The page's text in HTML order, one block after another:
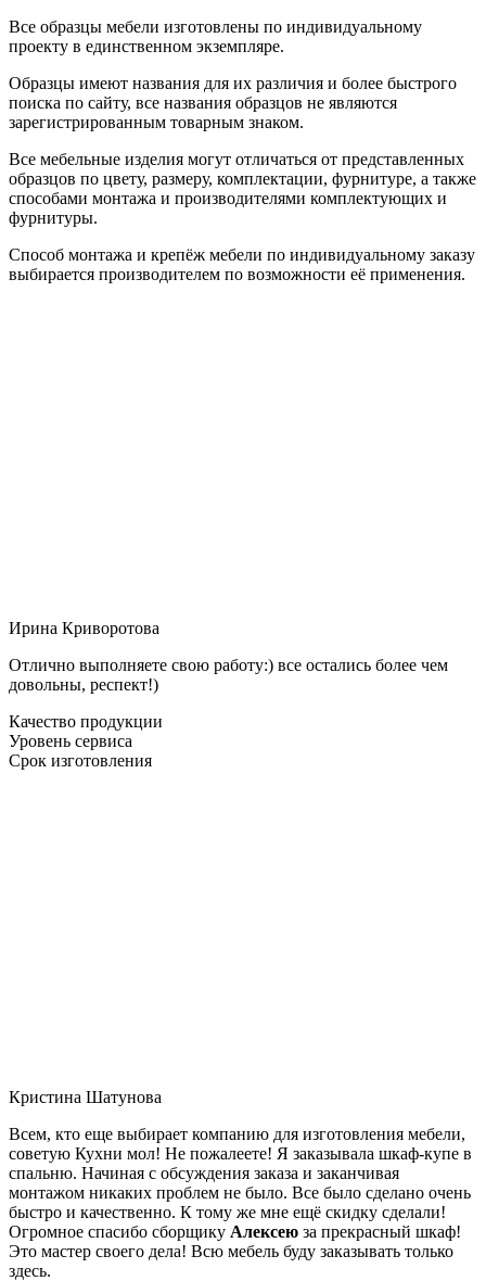
Все образцы мебели изготовлены по индивидуальному
проекту в единственном экземпляре.
Образцы имеют названия для их различия и более быстрого
поиска по сайту, все названия образцов не являются
зарегистрированным товарным знаком.
Все мебельные изделия могут отличаться от представленных
образцов по цвету, размеру, комплектации, фурнитуре, а также
способами монтажа и производителями комплектующих и
фурнитуры.
Способ монтажа и крепёж мебели по индивидуальному заказу
выбирается производителем по возможности её применения.
Ирина Криворотова
Отлично выполняете свою работу:) все остались более чем
довольны, респект!)
Качество продукции
Уровень сервиса
Срок изготовления
Кристина Шатунова
Всем, кто еще выбирает компанию для изготовления мебели,
советую Кухни мол! Не пожалеете! Я заказывала шкаф-купе в
спальню. Начиная с обсуждения заказа и заканчивая
монтажом никаких проблем не было. Все было сделано очень
быстро и качественно. К тому же мне ещё скидку сделали!
Огромное спасибо сборщику Алексею за прекрасный шкаф!
Это мастер своего дела! Всю мебель буду заказывать только
здесь.